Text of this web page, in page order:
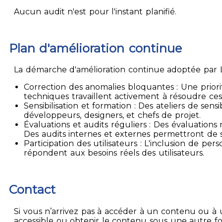
Aucun audit n'est pour l'instant planifié.
Plan d'amélioration continue
La démarche d'amélioration continue adoptée par
Correction des anomalies bloquantes : Une
techniques travaillent activement à résoudre
Sensibilisation et formation : Des ateliers de
développeurs, designers, et chefs de projet.
Évaluations et audits réguliers : Des
Des audits internes et externes permettront de
Participation des utilisateurs : L'inclusion de
répondent aux besoins réels des utilisateurs.
Contact
Si vous n’arrivez pas à accéder à un contenu ou